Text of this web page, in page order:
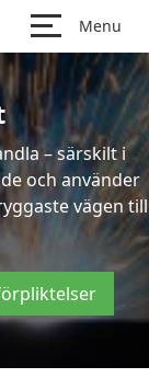
Menu
– särskilt i
och använder
vägen till